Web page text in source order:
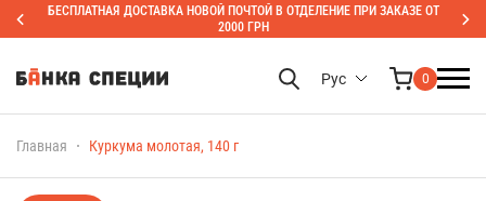
БЕСПЛАТНАЯ ДОСТАВКА НОВОЙ ПОЧТОЙ В ОТДЕЛЕНИЕ ПРИ ЗАКАЗЕ ОТ
2000 ГРН
Рус 0
Главная Куркума молотая, 140 г